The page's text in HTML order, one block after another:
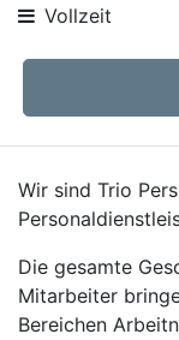
Vollzeit
Wir sind Trio
Die gesamte
Mitarbeiter
Bereichen